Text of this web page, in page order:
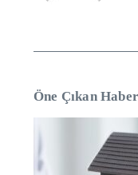
Öne Çıkan